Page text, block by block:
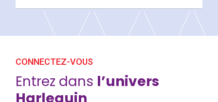
CONNECTEZ-VOUS
Entrez dans l’univers